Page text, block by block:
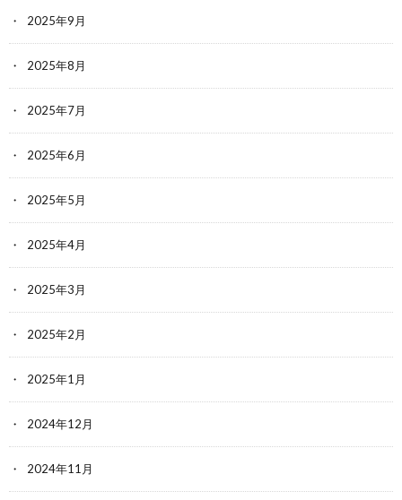
2025年9月
2025年8月
2025年7月
2025年6月
2025年5月
2025年4月
2025年3月
2025年2月
2025年1月
2024年12月
2024年11月